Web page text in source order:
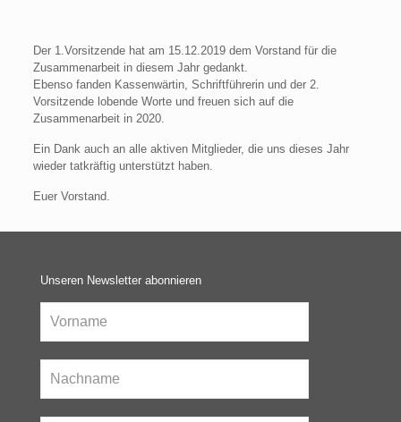
Der 1.Vorsitzende hat am 15.12.2019 dem Vorstand für die
Zusammenarbeit in diesem Jahr gedankt.
Ebenso fanden Kassenwärtin, Schriftführerin und der 2.
Vorsitzende lobende Worte und freuen sich auf die
Zusammenarbeit in 2020.
Ein Dank auch an alle aktiven Mitglieder, die uns dieses Jahr
wieder tatkräftig unterstützt haben.
Euer Vorstand.
Unseren Newsletter abonnieren